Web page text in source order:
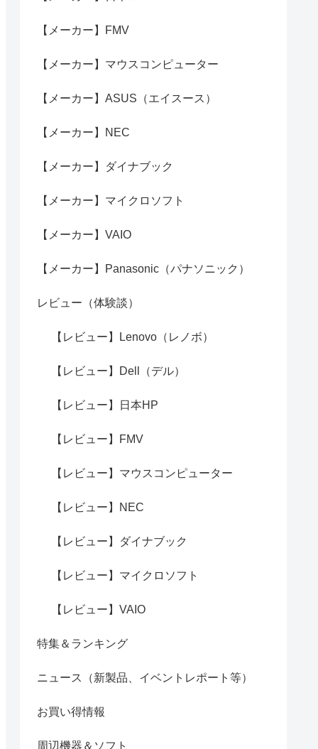
【メーカー】FMV
【メーカー】マウスコンピューター
【メーカー】ASUS（エイスース）
【メーカー】NEC
【メーカー】ダイナブック
【メーカー】マイクロソフト
【メーカー】VAIO
【メーカー】Panasonic（パナソニック）
レビュー（体験談）
【レビュー】Lenovo（レノボ）
【レビュー】Dell（デル）
【レビュー】日本HP
【レビュー】FMV
【レビュー】マウスコンピューター
【レビュー】NEC
【レビュー】ダイナブック
【レビュー】マイクロソフト
【レビュー】VAIO
特集＆ランキング
ニュース（新製品、イベントレポート等）
お買い得情報
周辺機器＆ソフト